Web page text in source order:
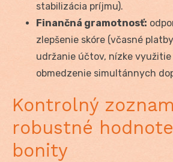
stabilizácia príjmu).
Finančná gramotnosť:
zlepšenie skóre (včasné
udržanie účtov, nízke
obmedzenie simultánnych
Kontrolný
robustné
bonity